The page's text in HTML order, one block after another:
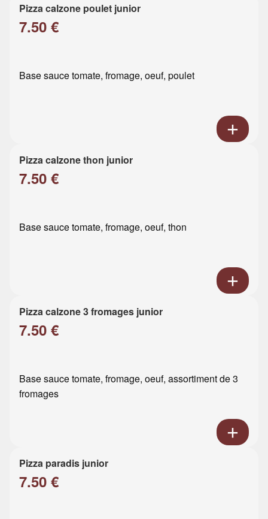
Pizza calzone poulet junior
7.50 €
Base sauce tomate, fromage, oeuf, poulet
Pizza calzone thon junior
7.50 €
Base sauce tomate, fromage, oeuf, thon
Pizza calzone 3 fromages junior
7.50 €
Base sauce tomate, fromage, oeuf, assortiment de 3
fromages
Pizza paradis junior
7.50 €